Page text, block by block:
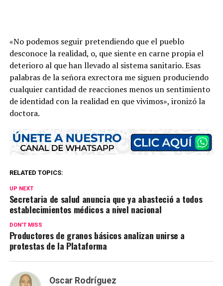
«No podemos seguir pretendiendo que el pueblo
desconoce la realidad, o, que siente en carne propia el
deterioro al que han llevado al sistema sanitario. Esas
palabras de la señora exrectora me siguen produciendo
cualquier cantidad de reacciones menos un sentimiento
de identidad con la realidad en que vivimos», ironizó la
doctora.
RELATED TOPICS:
UP NEXT
Secretaria de salud anuncia que ya abasteció a todos
establecimientos médicos a nivel nacional
DON'T MISS
Productores de granos básicos analizan unirse a
protestas de la Plataforma
Oscar Rodríguez